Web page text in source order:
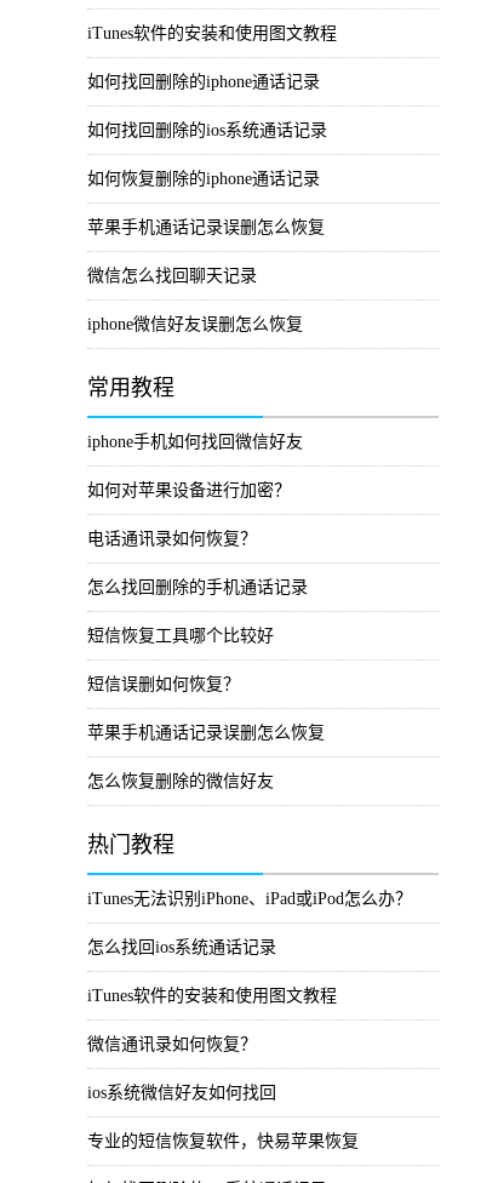
iTunes软件的安装和使用图文教程
如何找回删除的iphone通话记录
如何找回删除的ios系统通话记录
如何恢复删除的iphone通话记录
苹果手机通话记录误删怎么恢复
微信怎么找回聊天记录
iphone微信好友误删怎么恢复
常用教程
iphone手机如何找回微信好友
如何对苹果设备进行加密？
电话通讯录如何恢复？
怎么找回删除的手机通话记录
短信恢复工具哪个比较好
短信误删如何恢复？
苹果手机通话记录误删怎么恢复
怎么恢复删除的微信好友
热门教程
iTunes无法识别iPhone、iPad或iPod怎么办？
怎么找回ios系统通话记录
iTunes软件的安装和使用图文教程
微信通讯录如何恢复？
ios系统微信好友如何找回
专业的短信恢复软件，快易苹果恢复